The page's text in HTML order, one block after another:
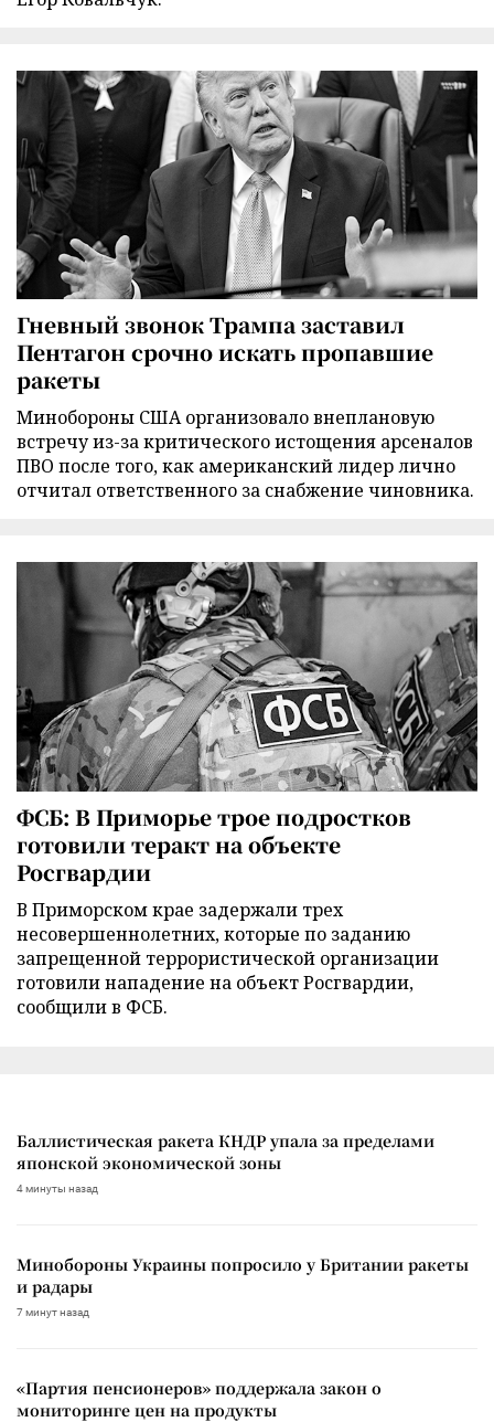
Гневный звонок Трампа заставил
Пентагон срочно искать пропавшие
ракеты
Минобороны США организовало внеплановую
встречу из-за критического истощения арсеналов
ПВО после того, как американский лидер лично
отчитал ответственного за снабжение чиновника.
ФСБ: В Приморье трое подростков
готовили теракт на объекте
Росгвардии
В Приморском крае задержали трех
несовершеннолетних, которые по заданию
запрещенной террористической организации
готовили нападение на объект Росгвардии,
сообщили в ФСБ.
Баллистическая ракета КНДР упала за пределами
японской экономической зоны
4 минуты назад
Минобороны Украины попросило у Британии ракеты
и радары
7 минут назад
«Партия пенсионеров» поддержала закон о
мониторинге цен на продукты